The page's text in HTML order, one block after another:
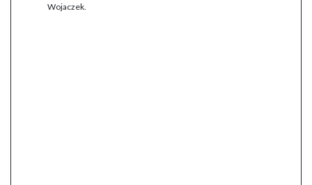
Wojaczek.